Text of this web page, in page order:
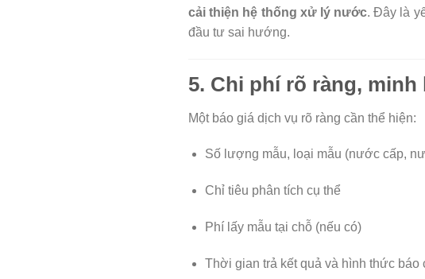
cải thiện hệ thống xử lý nước. Đây là
đầu tư sai hướng.
5. Chi phí rõ ràng,
Một báo giá dịch vụ rõ ràng cần thể hiện:
Số lượng mẫu, loại mẫu (nước cấp,
Chỉ tiêu phân tích cụ thể
Phí lấy mẫu tại chỗ (nếu có)
Thời gian trả kết quả và hình thức báo